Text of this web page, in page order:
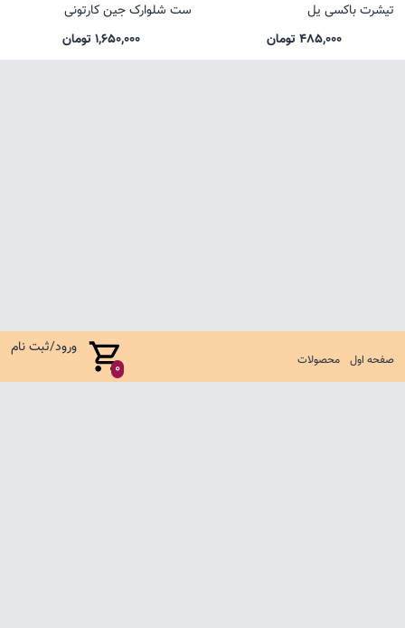
صفحه اول محصولات 0
ورود/ثبت نام
تیشرت باکسی یل
485,000 تومان
ست شلوارک جین کارتونی
1,650,000 تومان